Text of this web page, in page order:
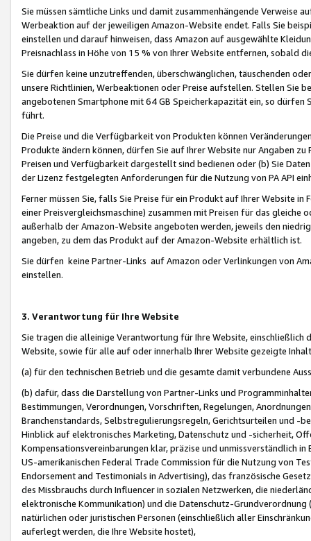
Sie müssen sämtliche Links und damit zusammenhängende
Werbeaktion auf der jeweiligen Amazon-Website endet. Falls Sie
einstellen und darauf hinweisen, dass Amazon auf ausgewählte
Preisnachlass in Höhe von 15 % von Ihrer Website entfernen, sobald
Sie dürfen keine unzutreffenden, überschwänglichen, täuschenden
unsere Richtlinien, Werbeaktionen oder Preise aufstellen. Stellen Sie
angebotenen Smartphone mit 64 GB Speicherkapazität ein, so dürfen
führt.
Die Preise und die Verfügbarkeit von Produkten können
Produkte ändern können, dürfen Sie auf Ihrer Website nur Angaben
Preisen und Verfügbarkeit dargestellt sind bedienen oder (b) Sie
der Lizenz festgelegten Anforderungen für die Nutzung von PA API
Ferner müssen Sie, falls Sie Preise für ein Produkt auf Ihrer Website
einer Preisvergleichsmaschine) zusammen mit Preisen für das
außerhalb der Amazon-Website angeboten werden, jeweils den
angeben, zu dem das Produkt auf der Amazon-Website erhältlich ist.
Sie dürfen keine Partner-Links auf Amazon oder Verlinkungen von
einstellen.
3. Verantwortung für Ihre Website
Sie tragen die alleinige Verantwortung für Ihre Website,
Website, sowie für alle auf oder innerhalb Ihrer Website gezeigte
(a) für den technischen Betrieb und die gesamte damit verbundene
(b) dafür, dass die Darstellung von Partner-Links und
Bestimmungen, Verordnungen, Vorschriften, Regelungen,
Branchenstandards, Selbstregulierungsregeln, Gerichtsurteilen und -
Hinblick auf elektronisches Marketing, Datenschutz und -sicherheit,
Kompensationsvereinbarungen klar, präzise und unmissverständlich
US-amerikanischen Federal Trade Commission für die Nutzung von
Endorsement and Testimonials in Advertising), das französische
des Missbrauchs durch Influencer in sozialen Netzwerken, die
elektronische Kommunikation) und die Datenschutz-
natürlichen oder juristischen Personen (einschließlich aller
auferlegt werden, die Ihre Website hostet),